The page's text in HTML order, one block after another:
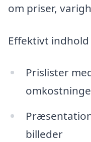
om priser,
Effektivt
Prislister
billeder